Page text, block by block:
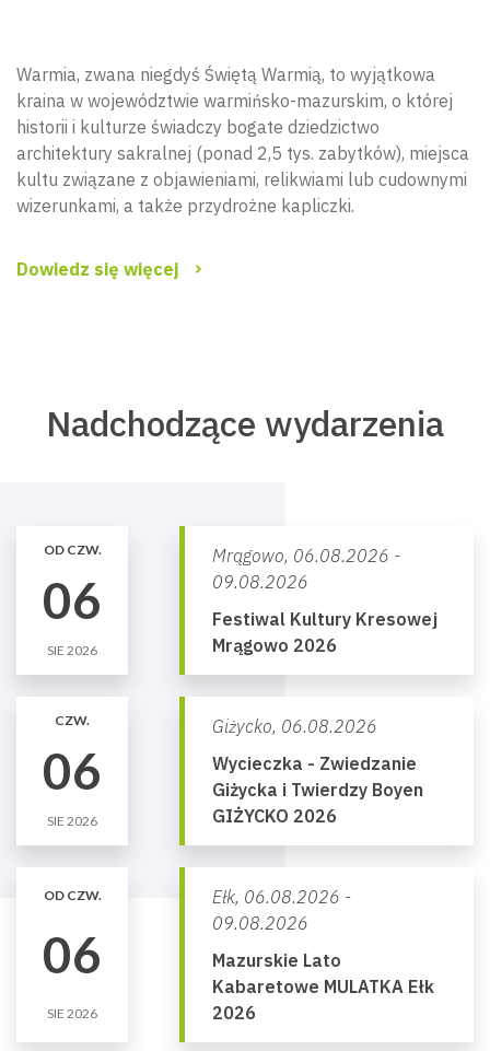
Warmia, zwana niegdyś Świętą Warmią, to wyjątkowa
kraina w województwie warmińsko-mazurskim, o której
historii i kulturze świadczy bogate dziedzictwo
architektury sakralnej (ponad 2,5 tys. zabytków), miejsca
kultu związane z objawieniami, relikwiami lub cudownymi
wizerunkami, a także przydrożne kapliczki.
Dowiedz się więcej
Nadchodzące wydarzenia
OD CZW.
06
SIE 2026
Mrągowo, 06.08.2026 -
09.08.2026
Festiwal Kultury Kresowej
Mrągowo 2026
CZW.
06
SIE 2026
Giżycko, 06.08.2026
Wycieczka - Zwiedzanie
Giżycka i Twierdzy Boyen
GIŻYCKO 2026
OD CZW.
06
SIE 2026
Ełk, 06.08.2026 -
09.08.2026
Mazurskie Lato
Kabaretowe MULATKA Ełk
2026